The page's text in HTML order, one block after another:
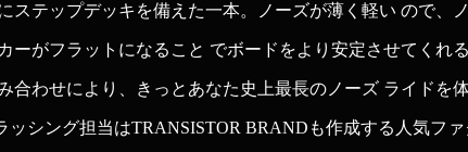
ステップデッキを備えた一本。ノーズが薄く軽い ので、
ーがフラットになること でボードをより安定させてくれ
合わせにより、きっとあなた史上最長のノーズ ライドを
ッシング担当はTRANSISTOR BRANDも作成する人気フ